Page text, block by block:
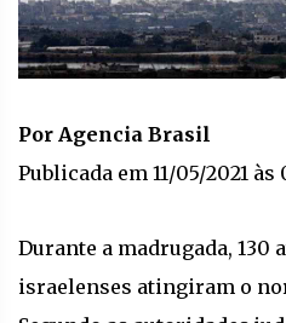
Por Agencia Brasil
Publicada em 11/05/2021 às
Durante a madrugada, 130
israelenses atingiram o